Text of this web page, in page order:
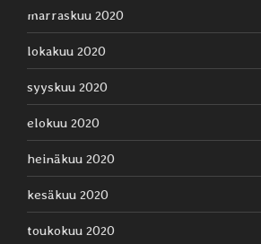
marraskuu 2020
lokakuu 2020
syyskuu 2020
elokuu 2020
heinäkuu 2020
kesäkuu 2020
toukokuu 2020